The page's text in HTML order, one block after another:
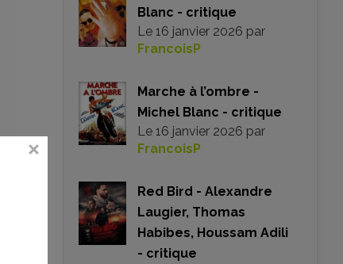
Blanc - critique
Le 16 janvier 2026 par
FrancoisP
Marche à l’ombre -
Michel Blanc - critique
Le 16 janvier 2026 par
FrancoisP
Red Bird - Alexandre
Laugier, Thomas
Habibes, Houssam Adili
- critique